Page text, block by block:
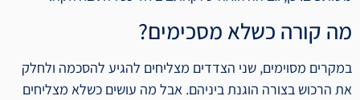
מה קורה כשלא מסכימים?
במקרים מסוימים, שני הצדדים מצליחים להגיע להסכמה ולחלק
את הרכוש בצורה הוגנת ביניהם. אבל מה עושים כשלא מצליחים